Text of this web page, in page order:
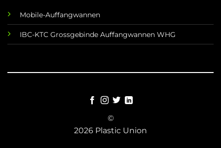
Mobile-Auffangwannen
IBC-KTC Grossgebinde Auffangwannen WHG
©
2026 Plastic Union